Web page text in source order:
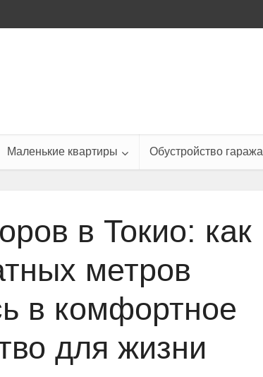
Маленькие квартиры Обустройство гаража
в Токио: как
метров
в комфортное
для жизни